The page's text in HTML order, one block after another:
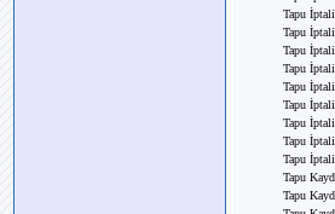
Tapu İptali
Tapu
Tapu
Tapu
Tapu
Tapu
Tapu
Tapu
Tapu
Tapu
Tapu